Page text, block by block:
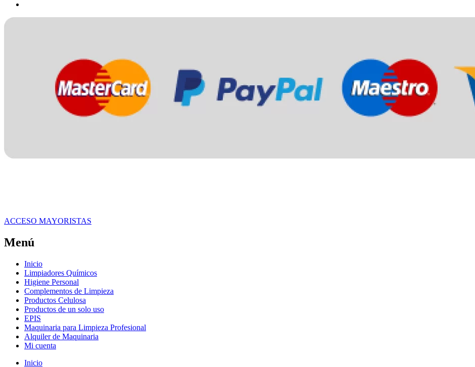
ACCESO MAYORISTAS
Menú
Inicio
Limpiadores Químicos
Higiene Personal
Complementos de Limpieza
Productos Celulosa
Productos de un solo uso
EPIS
Maquinaria para Limpieza Profesional
Alquiler de Maquinaria
Mi cuenta
Inicio